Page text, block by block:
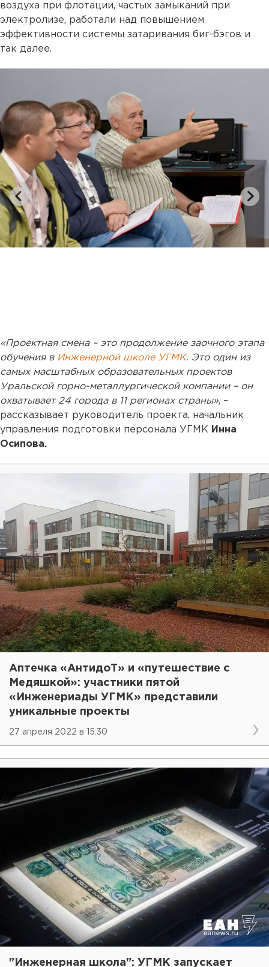
воздуха при флотации, частых замыканий при
электролизе, работали над повышением
эффективности системы затаривания биг-бэгов и
так далее.
«Проектная смена – это продолжение заочного этапа
обучения в Инженерной школе УГМК. Это один из
самых масштабных образовательных проектов
Уральской горно-металлургической компании – он
охватывает 24 города в 11 регионах страны», –
рассказывает руководитель проекта, начальник
управления подготовки персонала УГМК Инна
Осипова.
Аптечка «АнтидоТ» и «путешествие с
Медяшкой»: участники пятой
«Инженериады УГМК» представили
уникальные проекты
27 апреля 2022 в 15:30
"Инженерная школа": УГМК запускает